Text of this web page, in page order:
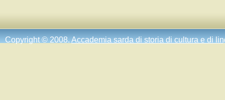
Copyright © 2008.Accademia sarda di storia di cultura e di